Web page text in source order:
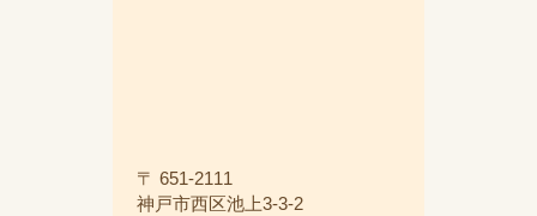
〒 651-2111
神戸市西区池上3-3-2